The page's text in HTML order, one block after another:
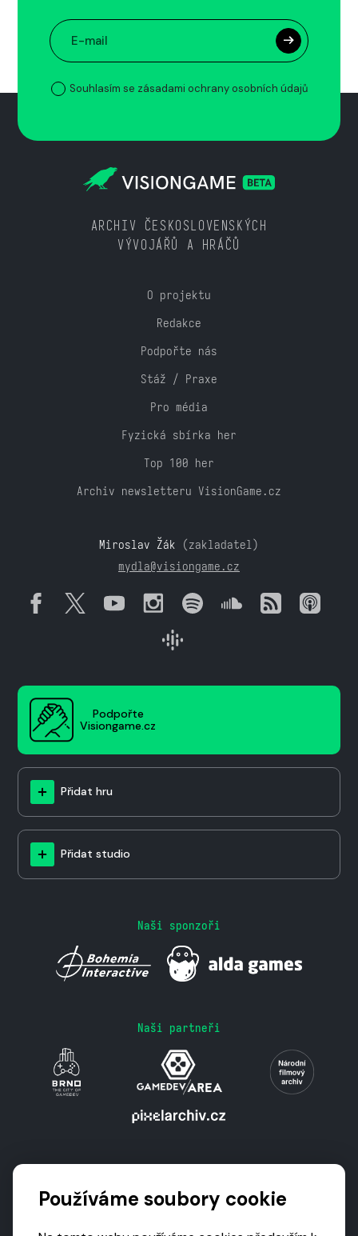
Souhlasím se zásadami ochrany osobních údajů
ARCHIV ČESKOSLOVENSKÝCH
VÝVOJÁŘŮ A HRÁČŮ
O projektu
Redakce
Podpořte nás
Stáž / Praxe
Pro média
Fyzická sbírka her
Top 100 her
Archiv newsletteru VisionGame.cz
Miroslav Žák (zakladatel)
mydla@visiongame.cz
Podpořte
Visiongame.cz
Přidat hru
Přidat studio
Naši sponzoři
Naši partneři
Používáme soubory cookie